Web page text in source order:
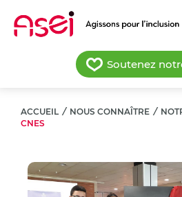
contenu
Soutenez
ACCUEIL / NOUS CONNAÎTRE /
CNES